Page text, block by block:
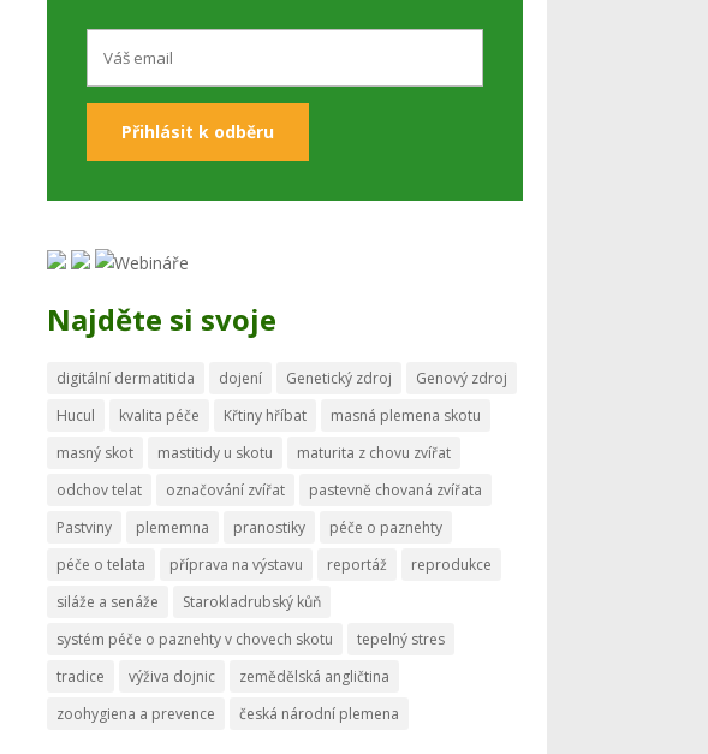
Najděte si svoje
digitální dermatitida dojení Genetický zdroj
Genový zdroj
Hucul
kvalita péče Křtiny hříbat
masná plemena skotu
masný skot
mastitidy u skotu
maturita z chovu zvířat
odchov telat
označování zvířat
pastevně chovaná zvířata
Pastviny
plememna pranostiky
péče o paznehty
péče o telata
příprava na výstavu reportáž
reprodukce
siláže a senáže
Starokladrubský kůň
systém péče o paznehty v chovech skotu
tepelný stres
tradice
výživa dojnic
zemědělská angličtina
zoohygiena a prevence
česká národní plemena